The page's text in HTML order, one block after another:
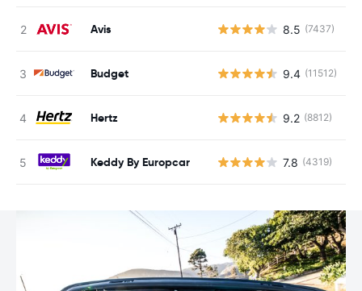
Avis 8.5 (7437)
Budget 9.4 (11512)
Hertz 9.2 (8812)
Keddy By Europcar 7.8 (4319)